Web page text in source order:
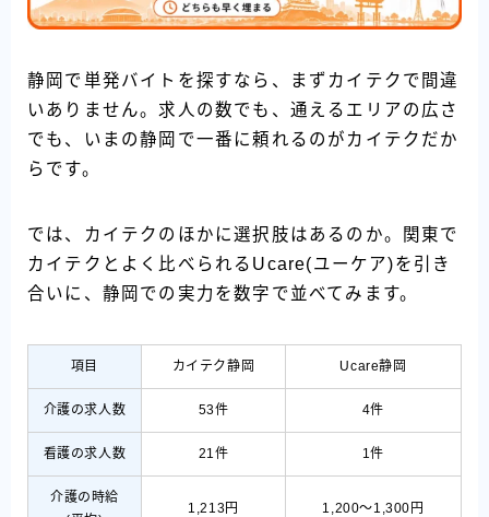
Follow Me
静岡で単発バイトを探すなら、まずカイテクで間違
いありません。求人の数でも、通えるエリアの広さ
でも、いまの静岡で一番に頼れるのがカイテクだか
らです。
では、カイテクのほかに選択肢はあるのか。関東で
カイテクとよく比べられるUcare(ユーケア)を引き
合いに、静岡での実力を数字で並べてみます。
項目 カイテク静岡 Ucare静岡
介護の求人数 53件 4件
看護の求人数 21件 1件
介護の時給
1,213円 1,200〜1,300円